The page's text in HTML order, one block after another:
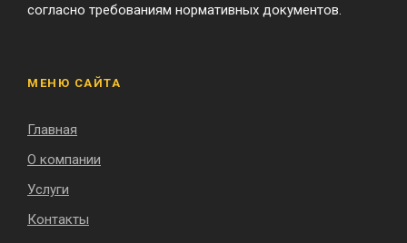
согласно требованиям нормативных документов.
МЕНЮ САЙТА
Главная
О компании
Услуги
Контакты